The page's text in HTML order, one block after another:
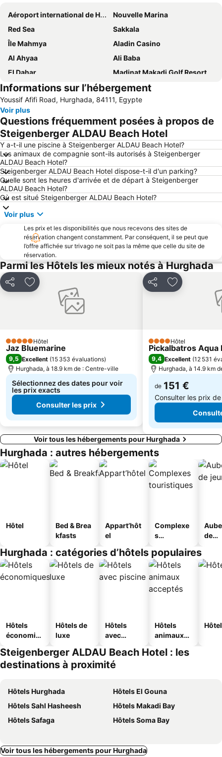
Aéroport international de Hurghada
Nouvelle Marina
Red Sea
Sakkala
Île Mahmya
Aladin Casino
Al Ahyaa
Ali Baba
El Dahar
Madinat Makadi Golf Resort
Club de Golf et Country Club les Cascades
Hard Rock Café Hurghada
Bordiehns
Abu Tig Marina
Papas Beach Club
Sea Horse Stable Sahl Hasheesh
Coral Garden Dive Center
El Kawthar
Informations sur l’hébergement
Youssif Afifi Road, Hurghada, 84111, Egypte
Voir plus
Questions fréquemment posées à propos de
Steigenberger ALDAU Beach Hotel
Y a-t-il une piscine à Steigenberger ALDAU Beach Hotel?
Les animaux de compagnie sont-ils autorisés à Steigenberger
ALDAU Beach Hotel?
Steigenberger ALDAU Beach Hotel dispose-t-il d'un parking?
Quelle sont les heures d'arrivée et de départ à Steigenberger
ALDAU Beach Hotel?
Où est situé Steigenberger ALDAU Beach Hotel?
Voir plus
Les prix et les disponibilités que nous recevons des sites de
réservation changent constamment. Par conséquent, il se peut que
l’offre affichée sur trivago ne soit pas la même que celle du site de
réservation.
Parmi les Hôtels les mieux notés à Hurghada
PartagerAjouter à mes favoris
5 ÉtoilesHôtel
Jaz Bluemarine
9,5 Excellent (15 353 évaluations)
Hurghada, à 18.9 km de : Centre-ville
Sélectionnez des dates pour voir
les prix exacts
Consulter les prix
PartagerAjouter à
4 ÉtoilesHôtel
Pickalbatros
9,4 Excellent (12 531
Hurghada, à 14.9 km
de 151 €
Consulter les prix
Voir tous les hébergements pour Hurghada
Hurghada : autres hébergements
Hôtel
Bed & Brea
kfasts
Appart’hôt
el
Complexe
s
s
de
Hurghada : catégories d’hôtels populaires
Hôtels
économiq
Hôtels de
luxe
Hôtels
avec
Hôtels
animaux
Steigenberger ALDAU Beach Hotel : les
destinations à proximité
Hôtels Hurghada
Hôtels El Gouna
Hôtels Sahl Hasheesh
Hôtels Makadi Bay
Hôtels Safaga
Hôtels Soma Bay
Voir tous les hébergements pour Hurghada